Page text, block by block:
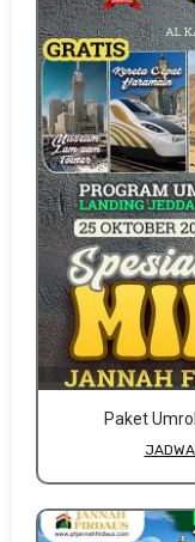
Paket